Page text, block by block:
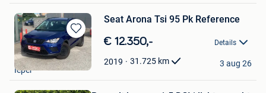
Bewaren
in
Mijn
Favorieten
Seat Arona Tsi 95 Pk Reference
€ 12.350,- Details
2019 31.725 km
forrest
Ieper
3 aug 26